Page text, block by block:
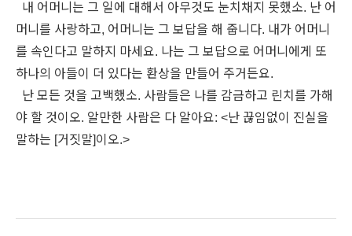
내 어머니는 그 일에 대해서 아무것도 눈치채지 못했소. 난 어
머니를 사랑하고, 어머니는 그 보답을 해 줍니다. 내가 어머니
를 속인다고 말하지 마세요. 나는 그 보답으로 어머니에게 또
하나의 아들이 더 있다는 환상을 만들어 주거든요.
난 모든 것을 고백했소. 사람들은 나를 감금하고 린치를 가해
야 할 것이오. 알만한 사람은 다 알아요: <난 끊임없이 진실을
말하는 [거짓말]이오.>